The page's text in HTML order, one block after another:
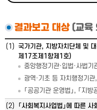
결과보고 대상(교육
(1) 국가기관, 지방자치단체 및
제17조제1항제1호)
중앙행정기관·입법·사법기
광역·기초 등 자치행정기
「공공기관 운영법」, 「지
(2)
「사회복지사업법」에 따른